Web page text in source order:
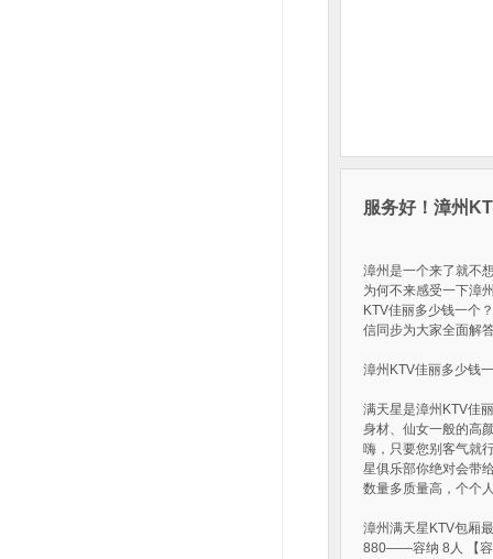
服务好！漳州
漳州是一个来了就不
为何不来感受一下漳
KTV佳丽多少钱一个
信同步为大家全面解
漳州KTV佳丽多少钱
满天星是漳州KTV佳
身材、仙女一般的高
嗨，只要您别客气就
星俱乐部你绝对会带
数量多质量高，个个
漳州满天星KTV包厢
880——容纳 8人 【容